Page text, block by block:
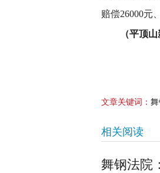
赔偿26000元
（平顶
文章关键词：
相关阅读
舞钢法院